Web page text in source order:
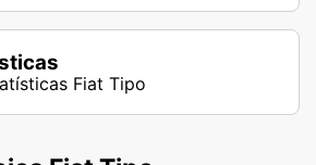
Fiat Tipo